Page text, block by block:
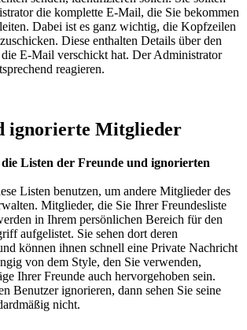
die komplette E-Mail, die Sie bekommen
Dabei ist es ganz wichtig, die Kopfzeilen
Diese enthalten Details über den
die E-Mail verschickt hat. Der Administrator
reagieren.
ignorierte Mitglieder
Listen der Freunde und ignorierten
Listen benutzen, um andere Mitglieder des
Mitglieder, die Sie Ihrer Freundesliste
in Ihrem persönlichen Bereich für den
aufgelistet. Sie sehen dort deren
können ihnen schnell eine Private Nachricht
von dem Style, den Sie verwenden,
Ihrer Freunde auch hervorgehoben sein.
Benutzer ignorieren, dann sehen Sie seine
nicht.